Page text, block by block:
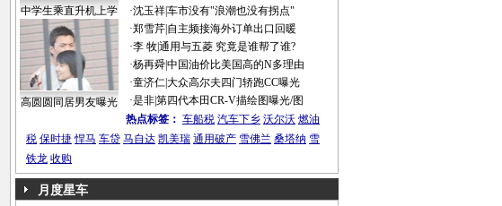
中学生乘直升机上学
高圆圆同居男友曝光
·沈玉祥|车市没有"浪潮也没有拐点"
·郑雪芹| 自主频接海外订单出口回暖
·李 牧|通用与五菱 究竟是谁帮了谁?
·杨再舜|中国油价比美国高的N多理由
·童济仁|大众高尔夫四门轿跑CC曝光
·是非|第四代本田CR-V描绘图曝光/图
热点标签： 车船税 汽车下乡 沃尔沃 燃油
税 保时捷 悍马 车贷 马自达 凯美瑞 通用破产 雪佛兰 桑塔纳 雪
铁龙 收购
月度星车